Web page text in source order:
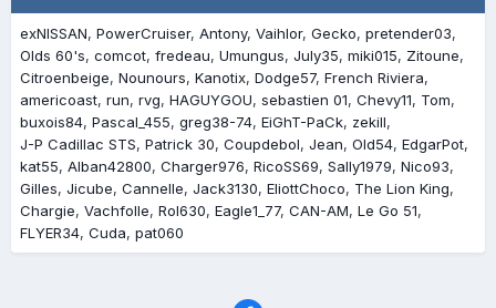
exNISSAN PowerCruiser Antony Vaihlor Gecko pretender03
Olds 60's comcot fredeau Umungus July35 miki015
Zitoune
Citroenbeige Nounours Kanotix Dodge57 French Riviera
americoast run rvg HAGUYGOU sebastien 01 Chevy11
Tom
buxois84 Pascal_455 greg38-74 EiGhT-PaCk zekill
J-P Cadillac STS Patrick 30 Coupdebol Jean Old54 EdgarPot
kat55 Alban42800 Charger976 RicoSS69 Sally1979 Nico93
Gilles Jicube Cannelle Jack3130 EliottChoco
The Lion King
Chargie Vachfolle Rol630 Eagle1_77 CAN-AM Le Go 51
FLYER34 Cuda pat060